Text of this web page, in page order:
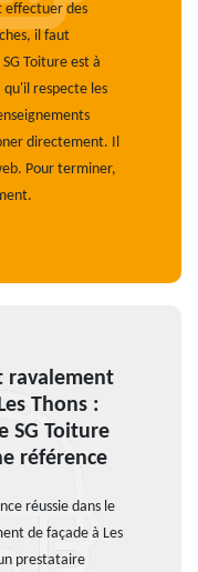
effectuer des
il faut
Toiture est à
respecte les
directement. Il
Pour terminer,
ravalement
Thons :
SG Toiture
référence
réussie dans le
de façade à Les
prestataire